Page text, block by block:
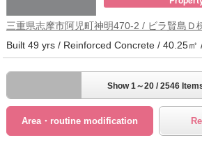
三重県志摩市阿児町神明470-2 / ビラ賢島Ｄ
Show 1～20 / 2546
Area・routine modification